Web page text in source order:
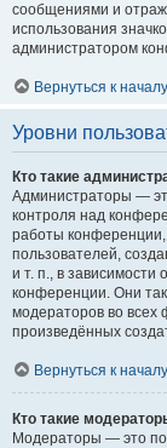
сообщениями и
использования
администратором
Вернуться к началу
Уровни
Кто такие
Администраторы —
контроля над
работы конференции,
пользователей,
и т. п., в
конференции. Они
модераторов во всех
произведённых
Вернуться к началу
Кто такие
Модераторы — это